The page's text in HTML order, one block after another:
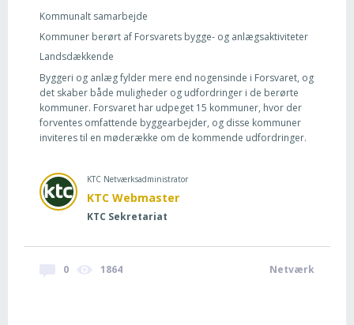
Kommunalt samarbejde
Kommuner berørt af Forsvarets bygge- og anlægsaktiviteter
Landsdækkende
Byggeri og anlæg fylder mere end nogensinde i Forsvaret, og
det skaber både muligheder og udfordringer i de berørte
kommuner. Forsvaret har udpeget 15 kommuner, hvor der
forventes omfattende byggearbejder, og disse kommuner
inviteres til en møderække om de kommende udfordringer.
KTC Netværksadministrator
KTC Webmaster
KTC Sekretariat
0 1864 Netværk